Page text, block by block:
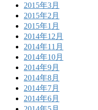
2015年3月
2015年2月
2015年1月
2014年12月
2014年11月
2014年10月
2014年9月
2014年8月
2014年7月
2014年6月